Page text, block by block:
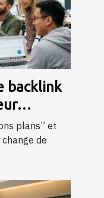
backlink
plans” et
de